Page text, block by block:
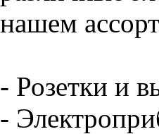
нашем
- Розетки и
-